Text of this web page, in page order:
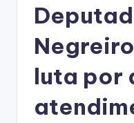
luta por